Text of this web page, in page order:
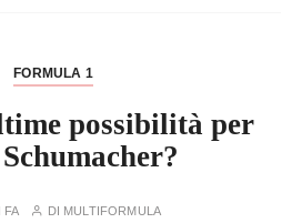
FORMULA 1
possibilità per
FA DI MULTIFORMULA